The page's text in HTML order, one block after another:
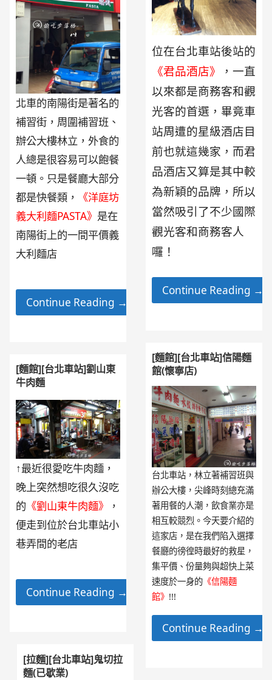
位在台北車站後站的
《君品酒店》
，一直
以來都是商務客和觀
光客的首選，畢竟車
站周遭的星級酒店目
前也就這幾家，而君
品酒店又算是其中較
為新穎的品牌，所以
當然吸引了不少國際
觀光客和商務客人
囉！
Continue Reading →
北車的南陽街是著名的
補習街，周圍補習班、
辦公大樓林立，外食的
人總是很容易可以飽餐
一頓。只是餐廳大部分
都是快餐類，
《洋庭坊
義大利麵PASTA》 是在
南陽街上的一間平價義
大利麵店
Continue Reading →
[麵館][台北車站]信陽麵
館(懷寧店)
台北車站，林立著補習班與
辦公大樓，尖峰時刻總充滿
著用餐的人潮，飲食業亦是
相互較競烈。今天要介紹的
這家店，是在我們陷入選擇
餐廳的徬徨時最好的救星，
集平價、份量夠與超快上菜
速度於一身的 《信陽麵
館》 !!!
Continue Reading →
[麵館][台北車站]劉山東
牛肉麵
↑最近很愛吃牛肉麵，
晚上突然想吃很久沒吃
的 《劉山東牛肉麵》
，
便走到位於台北車站小
巷弄間的老店
Continue Reading →
[拉麵][台北車站]鬼切拉
麵(已歇業)